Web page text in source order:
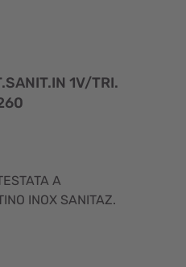
1V/TRI.
A
INOX SANITAZ.